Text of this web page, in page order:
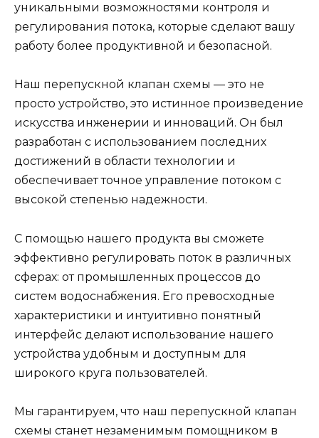
уникальными возможностями контроля и
регулирования потока, которые сделают вашу
работу более продуктивной и безопасной.
Наш перепускной клапан схемы — это не
просто устройство, это истинное произведение
искусства инженерии и инноваций. Он был
разработан с использованием последних
достижений в области технологии и
обеспечивает точное управление потоком с
высокой степенью надежности.
С помощью нашего продукта вы сможете
эффективно регулировать поток в различных
сферах: от промышленных процессов до
систем водоснабжения. Его превосходные
характеристики и интуитивно понятный
интерфейс делают использование нашего
устройства удобным и доступным для
широкого круга пользователей.
Мы гарантируем, что наш перепускной клапан
схемы станет незаменимым помощником в